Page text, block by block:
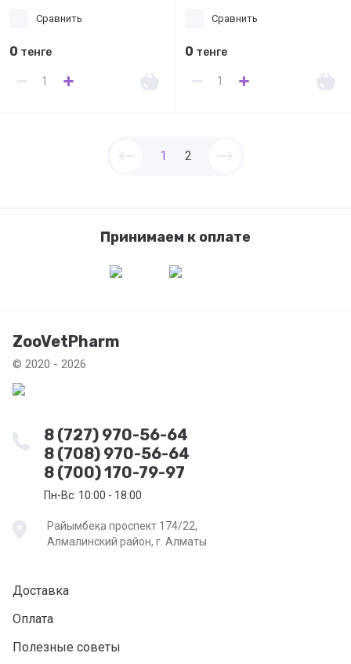
Сравнить
0 тенге
Сравнить
0 тенге
1 2
Принимаем к оплате
ZooVetPharm
© 2020 - 2026
8 (727) 970-56-64
8 (708) 970-56-64
8 (700) 170-79-97
Пн-Вс: 10:00 - 18:00
Райымбека проспект 174/22,
Алмалинский район, г. Алматы
Доставка
Оплата
Полезные советы